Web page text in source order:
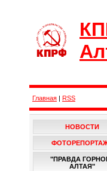
Главная | RSS
НОВОСТИ
"ПРАВДА
АЛТАЯ"